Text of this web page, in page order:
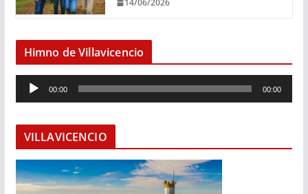
14/06/2026
Himno de Villavicencio
e
o
d
u
00:00 00:00
VILLAVICENCIO